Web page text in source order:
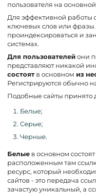
пользователя на основной
Для эффективной работы
ключевых слов или фразы.
проиндексироваться и
системах.
Для пользователейони
представляют никакой
состоят в основном из
Регистрируются обычно
Подобные сайты принято
Белые;
Серые;
Черные.
Белые в основном
расположенным там
ресурс, который
сайтов - это передача
зачастую уникальный, а